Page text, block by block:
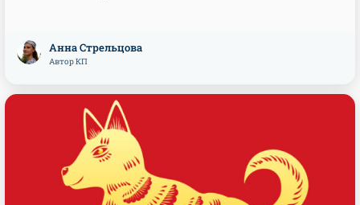
Анна Стрельцова
Автор КП